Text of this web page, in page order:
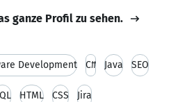
ganze Profil zu sehen.
Development C# Java SEO
HTML CSS Jira